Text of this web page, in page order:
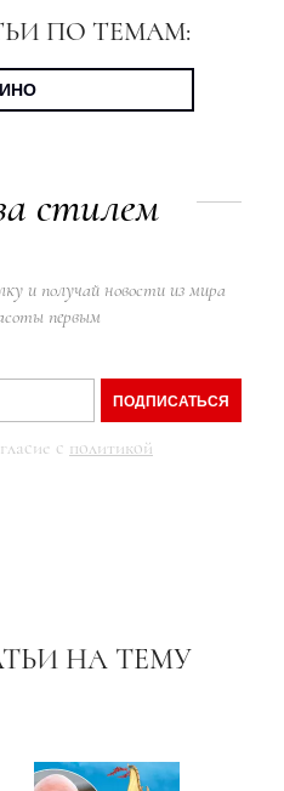
ПО ТЕМАМ:
стилем
и получай новости из мира
первым
ПОДПИСАТЬСЯ
с политикой
НА ТЕМУ